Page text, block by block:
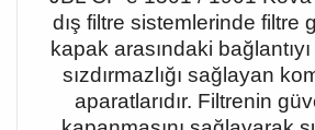
dış filtre sistemlerinde filtre
kapak arasındaki
sızdırmazlığı sağlayan
aparatlarıdır. Filtrenin